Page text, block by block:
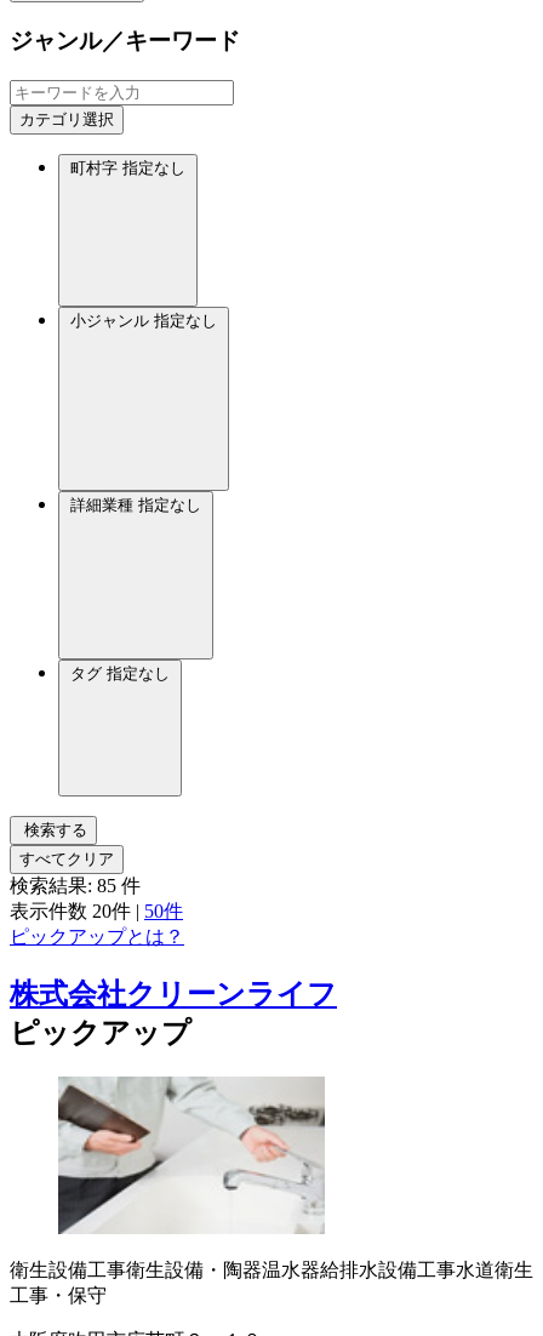
ジャンル／キーワード
カテゴリ選択
町村字 指定なし
小ジャンル 指定なし
詳細業種 指定なし
タグ 指定なし
検索する
すべてクリア
検索結果: 85 件
表示件数 20件 | 50件
ピックアップとは？
株式会社クリーンライフ
ピックアップ
衛生設備工事衛生設備・陶器温水器給排水設備工事水道衛生
工事・保守